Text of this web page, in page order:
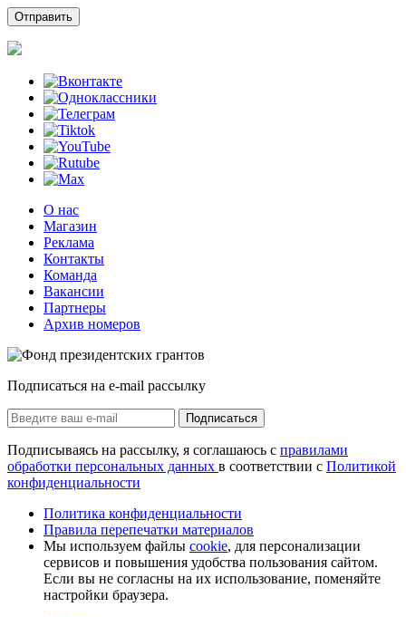
О нас
Магазин
Реклама
Контакты
Команда
Вакансии
Партнеры
Архив номеров
Подписаться на e-mail рассылку
Подписаться
Подписываясь на рассылку, я соглашаюсь с правилами
обработки персональных данных в соответствии с Политикой
конфиденциальности
Политика конфиденциальности
Правила перепечатки материалов
Мы используем файлы cookie, для персонализации
сервисов и повышения удобства пользования сайтом.
Если вы не согласны на их использование, поменяйте
настройки браузера.